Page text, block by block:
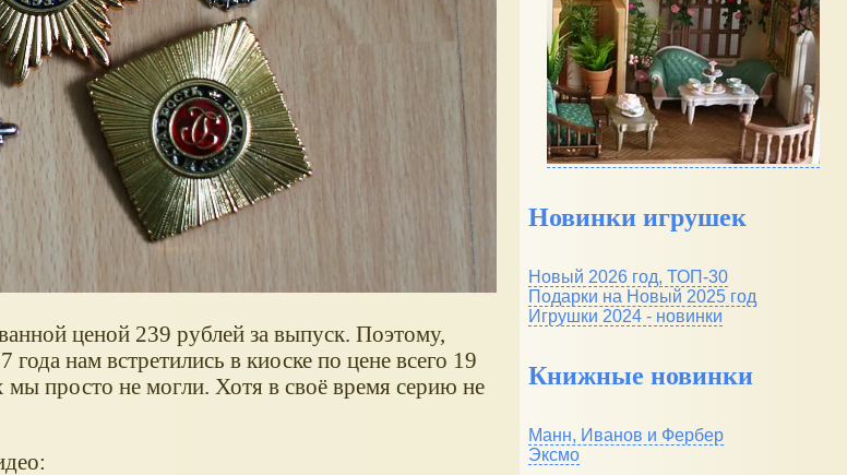
ценой 239 рублей за выпуск. Поэтому,
нам встретились в киоске по цене всего 19
мы просто не могли. Хотя в своё время серию не
Новинки игрушек
Новый 2026 год, ТОП-30
Подарки на Новый 2025 год
Игрушки 2024 - новинки
Книжные новинки
Манн, Иванов и Фербер
Эксмо